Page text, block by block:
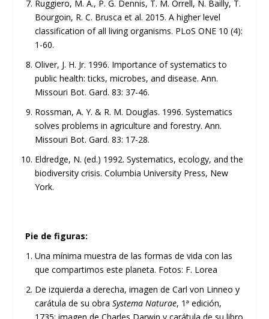
Ruggiero, M. A., P. G. Dennis, T. M. Orrell, N. Bailly, T.
Bourgoin, R. C. Brusca et al. 2015. A higher level
classification of all living organisms. PLoS ONE 10 (4):
1-60.
Oliver, J. H. Jr. 1996. Importance of systematics to
public health: ticks, microbes, and disease. Ann.
Missouri Bot. Gard. 83: 37-46.
Rossman, A. Y. & R. M. Douglas. 1996. Systematics
solves problems in agriculture and forestry. Ann.
Missouri Bot. Gard. 83: 17-28.
Eldredge, N. (ed.) 1992. Systematics, ecology, and the
biodiversity crisis. Columbia University Press, New
York.
Pie de figuras:
Una mínima muestra de las formas de vida con las
que compartimos este planeta. Fotos: F. Lorea
De izquierda a derecha, imagen de Carl von Linneo y
carátula de su obraSystema Naturae, 1ª edición,